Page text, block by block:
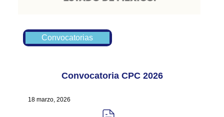
Convocatorias
Convocatoria CPC 2026
18 marzo, 2026